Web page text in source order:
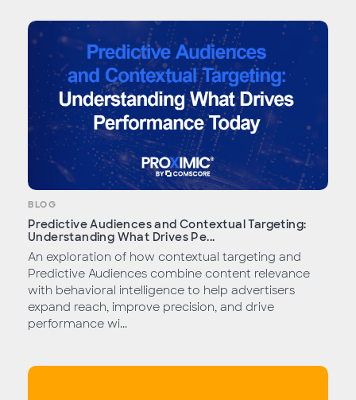
BLOG
Predictive Audiences and Contextual Targeting:
Understanding What Drives Pe...
An exploration of how contextual targeting and
Predictive Audiences combine content relevance
with behavioral intelligence to help advertisers
expand reach, improve precision, and drive
performance wi...